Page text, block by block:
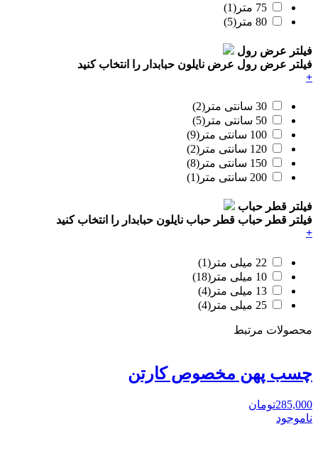
75 متر
(1)
80 متر
(5)
فیلتر عرض رول
فیلتر عرض رول عرض نایلون حبابدار را انتخاب کنید
+
30 سانتی متر
(2)
50 سانتی متر
(5)
100 سانتی متر
(9)
120 سانتی متر
(2)
150 سانتی متر
(8)
200 سانتی متر
(1)
فیلتر قطر حباب
فیلتر قطر حباب قطر حباب نایلون حبابدار را انتخاب کنید
+
22 میلی متر
(1)
10 میلی متر
(18)
13 میلی متر
(4)
25 میلی متر
(4)
محصولات مرتبط
چسب پهن مخصوص کارتن
285,000تومان
ناموجود